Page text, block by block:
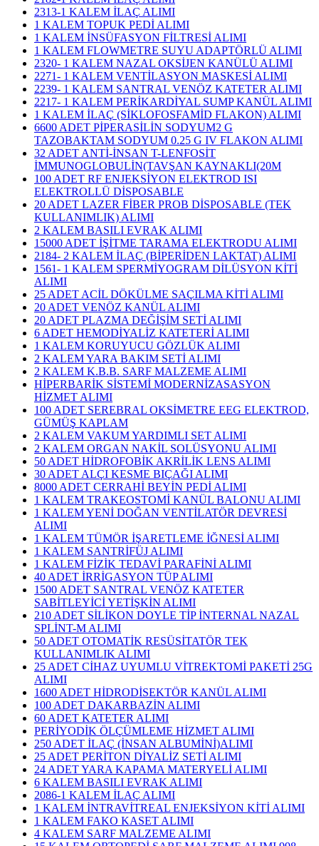
2313-1 KALEM İLAÇ ALIMI
1 KALEM TOPUK PEDİ ALIMI
1 KALEM İNSÜFASYON FİLTRESİ ALIMI
1 KALEM FLOWMETRE SUYU ADAPTÖRLÜ ALIMI
2320- 1 KALEM NAZAL OKSİJEN KANÜLÜ ALIMI
2271- 1 KALEM VENTİLASYON MASKESİ ALIMI
2239- 1 KALEM SANTRAL VENÖZ KATETER ALIMI
2217- 1 KALEM PERİKARDİYAL SUMP KANÜL ALIMI
1 KALEM İLAÇ (SİKLOFOSFAMİD FLAKON) ALIMI
6600 ADET PİPERASİLİN SODYUM2 G
TAZOBAKTAM SODYUM 0.25 G IV FLAKON ALIMI
32 ADET ANTİ-İNSAN T-LENFOSİT
İMMUNOGLOBULİN(TAVŞAN KAYNAKLI(20M
100 ADET RF ENJEKSİYON ELEKTROD ISI
ELEKTROLLÜ DİSPOSABLE
20 ADET LAZER FİBER PROB DİSPOSABLE (TEK
KULLANIMLIK) ALIMI
2 KALEM BASILI EVRAK ALIMI
15000 ADET İŞİTME TARAMA ELEKTRODU ALIMI
2184- 2 KALEM İLAÇ (BİPERİDEN LAKTAT) ALIMI
1561- 1 KALEM SPERMİYOGRAM DİLÜSYON KİTİ
ALIMI
25 ADET ACİL DÖKÜLME SAÇILMA KİTİ ALIMI
20 ADET VENÖZ KANÜL ALIMI
20 ADET PLAZMA DEĞİŞİM SETİ ALIMI
6 ADET HEMODİYALİZ KATETERİ ALIMI
1 KALEM KORUYUCU GÖZLÜK ALIMI
2 KALEM YARA BAKIM SETİ ALIMI
2 KALEM K.B.B. SARF MALZEME ALIMI
HİPERBARİK SİSTEMİ MODERNİZASASYON
HİZMET ALIMI
100 ADET SEREBRAL OKSİMETRE EEG ELEKTROD,
GÜMÜŞ KAPLAM
2 KALEM VAKUM YARDIMLI SET ALIMI
2 KALEM ORGAN NAKİL SOLÜSYONU ALIMI
50 ADET HİDROFOBİK AKRİLİK LENS ALIMI
30 ADET ALÇI KESME BIÇAĞI ALIMI
8000 ADET CERRAHİ BEYİN PEDİ ALIMI
1 KALEM TRAKEOSTOMİ KANÜL BALONU ALIMI
1 KALEM YENİ DOĞAN VENTİLATÖR DEVRESİ
ALIMI
1 KALEM TÜMÖR İŞARETLEME İĞNESİ ALIMI
1 KALEM SANTRİFÜJ ALIMI
1 KALEM FİZİK TEDAVİ PARAFİNİ ALIMI
40 ADET İRRİGASYON TÜP ALIMI
1500 ADET SANTRAL VENÖZ KATETER
SABİTLEYİCİ YETİŞKİN ALIMI
210 ADET SİLİKON DOYLE TİP İNTERNAL NAZAL
SPLİNT-M ALIMI
50 ADET OTOMATİK RESÜSİTATÖR TEK
KULLANIMLIK ALIMI
25 ADET CİHAZ UYUMLU VİTREKTOMİ PAKETİ 25G
ALIMI
1600 ADET HİDRODİSEKTÖR KANÜL ALIMI
100 ADET DAKARBAZİN ALIMI
60 ADET KATETER ALIMI
PERİYODİK ÖLÇÜMLEME HİZMET ALIMI
250 ADET İLAÇ (İNSAN ALBUMİNİ)ALIMI
25 ADET PERİTON DİYALİZ SETİ ALIMI
24 ADET YARA KAPAMA MATERYELİ ALIMI
6 KALEM BASILI EVRAK ALIMI
2086-1 KALEM İLAÇ ALIMI
1 KALEM İNTRAVİTREAL ENJEKSİYON KİTİ ALIMI
1 KALEM FAKO KASET ALIMI
4 KALEM SARF MALZEME ALIMI